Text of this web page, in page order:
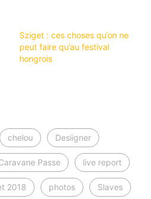
Sziget : ces choses qu’on ne
peut faire qu’au festival
hongrois
chelou Desiigner
Passe live report
2018 photos Slaves